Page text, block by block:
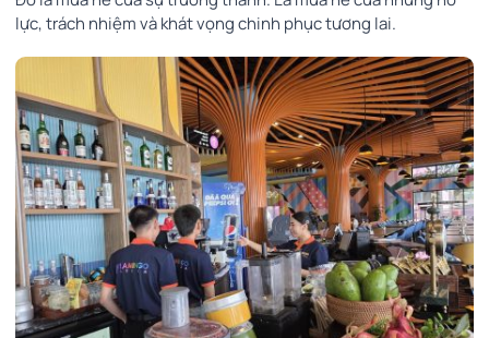
lực, trách nhiệm và khát vọng chinh phục tương lai.